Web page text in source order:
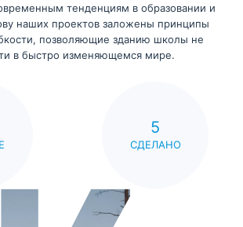
тенденциям в образовании и
наших проектов заложены принципы
позволяющие зданию школы не
в быстро изменяющемся мире.
5
СДЕЛАНО